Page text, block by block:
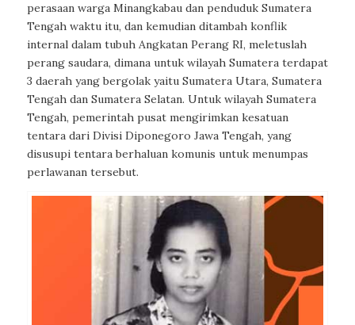
perasaan warga Minangkabau dan penduduk Sumatera
Tengah waktu itu, dan kemudian ditambah konflik
internal dalam tubuh Angkatan Perang RI, meletuslah
perang saudara, dimana untuk wilayah Sumatera terdapat
3 daerah yang bergolak yaitu Sumatera Utara, Sumatera
Tengah dan Sumatera Selatan. Untuk wilayah Sumatera
Tengah, pemerintah pusat mengirimkan kesatuan
tentara dari Divisi Diponegoro Jawa Tengah, yang
disusupi tentara berhaluan komunis untuk menumpas
perlawanan tersebut.